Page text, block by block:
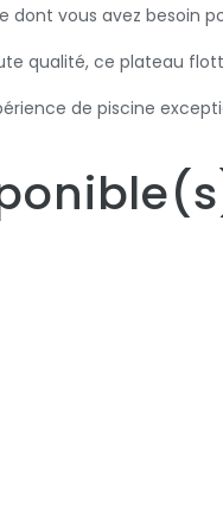
vous avez besoin
qualité, ce plateau
de piscine